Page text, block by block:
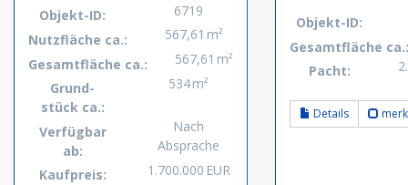
Objekt-ID:
6719
Nutzfläche ca.:
567,61 m²
Gesamtfläche ca.:
567,61 m²
Grund­
stück ca.:
534 m²
Verfügbar
ab:
Nach
Absprache
Kaufpreis:
1.700.000 EUR
Objekt-ID:
Gesamtfläche ca.:
Pacht:
Details